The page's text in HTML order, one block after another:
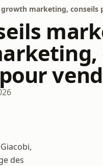
marketing, conseils
vend
des